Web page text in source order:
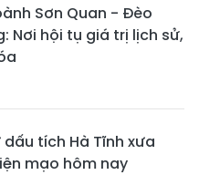
Sơn Quan - Đèo
Nơi hội tụ giá trị lịch sử,
dấu tích Hà Tĩnh xưa
mạo hôm nay